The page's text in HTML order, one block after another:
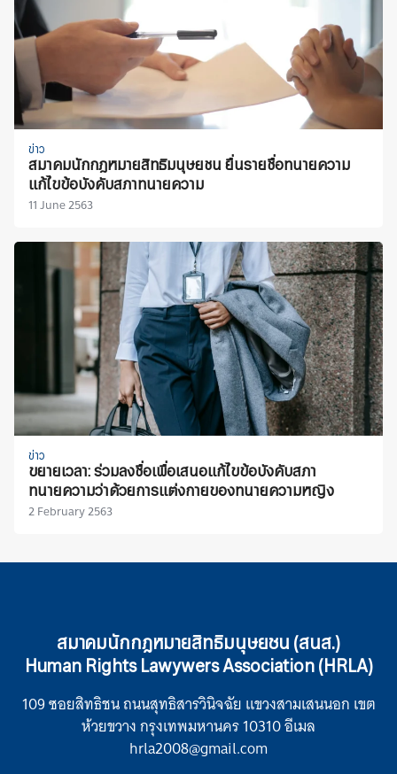
ข่าว
สมาคมนักกฎหมายสิทธิมนุษยชน ยื่นรายชื่อทนายความ
แก้ไขข้อบังคับสภาทนายความ
11 June 2563
ข่าว
ขยายเวลา: ร่วมลงชื่อเพื่อเสนอแก้ไขข้อบังคับสภา
ทนายความว่าด้วยการแต่งกายของทนายความหญิง
2 February 2563
สมาคมนักกฎหมายสิทธิมนุษยชน (สนส.)
Human Rights Lawywers Association (HRLA)
109 ซอยสิทธิชน ถนนสุทธิสารวินิจฉัย แขวงสามเสนนอก เขต
ห้วยขวาง กรุงเทพมหานคร 10310 อีเมล
hrla2008@gmail.com